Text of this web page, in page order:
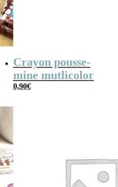
Crayon pousse-
mine mutlicolor
0,90€